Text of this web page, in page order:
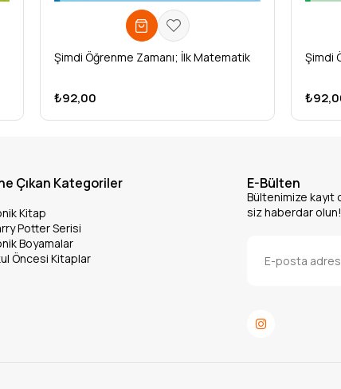
Şimdi Öğrenme Zamanı; İlk Matematik
₺92,00
Şimdi
Çıkan Kategoriler
Kitap
Potter Serisi
Boyamalar
Öncesi Kitaplar
E-Bülten
Bültenimize kayıt
siz haberdar olun!